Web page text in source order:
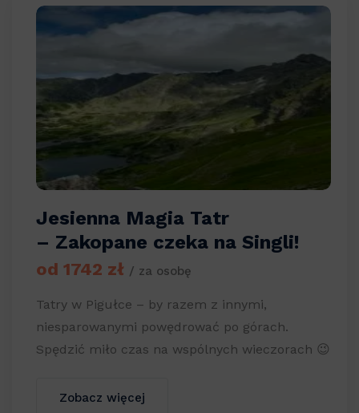
Jesienna Magia Tatr
– Zakopane czeka na Singli!
od 1742 zł / za osobę
Tatry w Pigułce – by razem z innymi,
niesparowanymi powędrować po górach.
Spędzić miło czas na wspólnych wieczorach 😉
Zobacz więcej